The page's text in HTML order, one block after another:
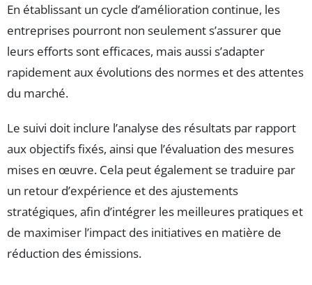
En établissant un cycle d’amélioration continue, les
entreprises pourront non seulement s’assurer que
leurs efforts sont efficaces, mais aussi s’adapter
rapidement aux évolutions des normes et des attentes
du marché.
Le suivi doit inclure l’analyse des résultats par rapport
aux objectifs fixés, ainsi que l’évaluation des mesures
mises en œuvre. Cela peut également se traduire par
un retour d’expérience et des ajustements
stratégiques, afin d’intégrer les meilleures pratiques et
de maximiser l’impact des initiatives en matière de
réduction des émissions.